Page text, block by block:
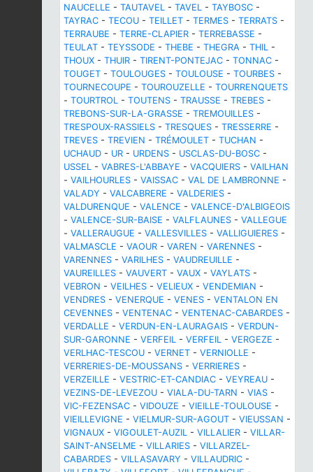
NAUCELLE - TAUTAVEL - TAVEL - TAYBOSC -
TAYRAC - TECOU - TEILLET - TERMES - TERRATS -
TERRAUBE - TERRE-CLAPIER - TERREBASSE -
TEULAT - TEYSSODE - THEBE - THEGRA - THIL -
THOUX - THUIR - TIRENT-PONTEJAC - TONNAC -
TOUGET - TOULOUGES - TOULOUSE - TOURBES -
TOURNECOUPE - TOUROUZELLE - TOURRENQUETS
- TOURTROL - TOUTENS - TRAUSSE - TREBES -
TREBONS-SUR-LA-GRASSE - TREMOUILLES -
TRESPOUX-RASSIELS - TRESQUES - TRESSERRE -
TREVES - TREVIEN - TRÉMOULET - TUCHAN -
UCHAUD - UR - URDENS - USCLAS-DU-BOSC -
USSEL - VABRES-L'ABBAYE - VACQUIERS - VAILHAN
- VAILHOURLES - VAISSAC - VAL DE LAMBRONNE -
VALADY - VALCABRERE - VALDERIES -
VALDURENQUE - VALENCE - VALENCE-D'ALBIGEOIS
- VALENCE-SUR-BAISE - VALFLAUNES - VALLEGUE
- VALLERAUGUE - VALLESVILLES - VALLIGUIERES -
VALMASCLE - VAOUR - VAREN - VARENNES -
VARENNES - VARILHES - VAUDREUILLE -
VAUREILLES - VAUVERT - VAUX - VAYLATS -
VEBRON - VEILHES - VELIEUX - VENDEMIAN -
VENDRES - VENERQUE - VENES - VENTALON EN
CEVENNES - VENTENAC - VENTENAC-CABARDES -
VERDALLE - VERDUN-EN-LAURAGAIS - VERDUN-
SUR-GARONNE - VERFEIL - VERFEIL - VERGEZE -
VERLHAC-TESCOU - VERNET - VERNIOLLE -
VERRERIES-DE-MOUSSANS - VERRIERES -
VERZEILLE - VESTRIC-ET-CANDIAC - VEYREAU -
VEZINS-DE-LEVEZOU - VIALA-DU-TARN - VIAS -
VIC-FEZENSAC - VIDOUZE - VIEILLE-TOULOUSE -
VIEILLEVIGNE - VIELMUR-SUR-AGOUT - VIEUSSAN -
VIGNAUX - VIGOULET-AUZIL - VILLALIER - VILLAR-
SAINT-ANSELME - VILLARIES - VILLARZEL-
CABARDES - VILLASAVARY - VILLAUDRIC -